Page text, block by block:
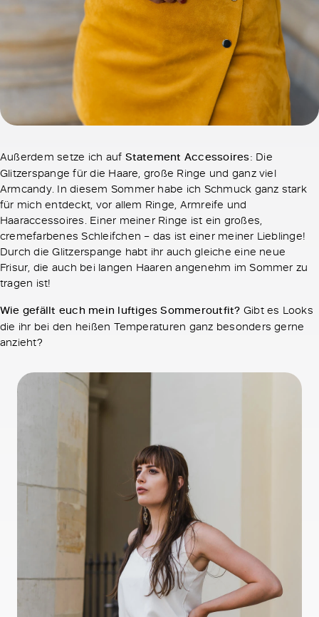
Außerdem setze ich auf Statement Accessoires: Die
Glitzerspange für die Haare, große Ringe und ganz viel
Armcandy. In diesem Sommer habe ich Schmuck ganz stark
für mich entdeckt, vor allem Ringe, Armreife und
Haaraccessoires. Einer meiner Ringe ist ein großes,
cremefarbenes Schleifchen – das ist einer meiner Lieblinge!
Durch die Glitzerspange habt ihr auch gleiche eine neue
Frisur, die auch bei langen Haaren angenehm im Sommer zu
tragen ist!
Wie gefällt euch mein luftiges Sommeroutfit? Gibt es Looks
die ihr bei den heißen Temperaturen ganz besonders gerne
anzieht?